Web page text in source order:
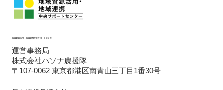
地域資源活用・地域連携中央サポートセンター
運営事務局
株式会社パソナ農援隊
〒107-0062 東京都港区南青山三丁目1番30号